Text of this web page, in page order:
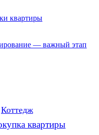
квартиры
— важный этап
Коттедж
квартиры